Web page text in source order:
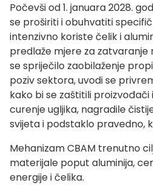
Počevši od 1. januara 2028.
se proširiti i obuhvatiti
intenzivno koriste čelik i
predlaže mjere za zatvaranje
se spriječilo zaobilaženje
poziv sektora, uvodi se
kako bi se zaštitili proizvođači
curenje ugljika, nagradile
svijeta i podstaklo pravedno,
Mehanizam CBAM trenutno
materijale poput aluminija,
energije i čelika.